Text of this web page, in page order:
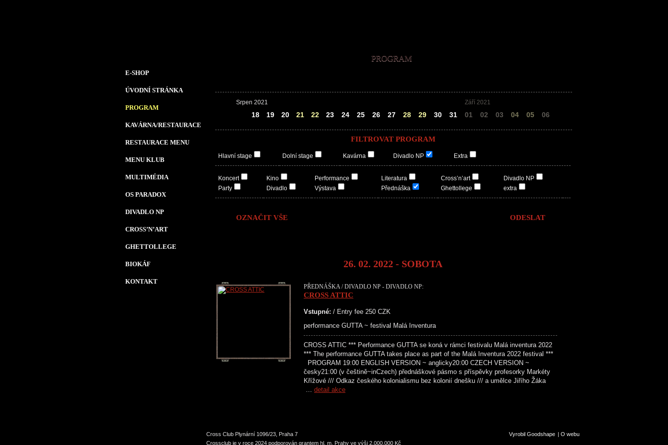
E-SHOP
ÚVODNÍ STRÁNKA
PROGRAM
KAVÁRNA/RESTAURACE
RESTAURACE MENU
MENU KLUB
MULTIMÉDIA
OS PARADOX
DIVADLO NP
CROSS’N’ART
GHETTOLLEGE
BIOKÁF
KONTAKT
PROGRAM
Srpen 2021
18 19 20 21 22 23 24 25 26 27 28 29 30 31
Září 2021
01 02 03 04 05 06
FILTROVAT PROGRAM
Hlavní stage Dolní stage Kavárna Divadlo NP Extra
Koncert
Party
Kino
Divadlo
Performance
Výstava
Literatura
Přednáška
Cross’n’art
Ghettollege
Divadlo NP
extra
OZNAČIT VŠE
26. 02. 2022 - SOBOTA
PŘEDNÁŠKA / DIVADLO NP - DIVADLO NP:
CROSS ATTIC
Vstupné: / Entry fee 250 CZK
performance GUTTA ~ festival Malá Inventura
CROSS ATTIC *** Performance GUTTA se koná v rámci festivalu Malá inventura 2022
*** The performance GUTTA takes place as part of the Malá Inventura 2022 festival ***
PROGRAM 19:00 ENGLISH VERSION ~ anglicky20:00 CZECH VERSION ~
česky21:00 (v češtině~inCzech) přednáškové pásmo s příspěvky profesorky Markéty
Křížové /// Odkaz českého kolonialismu bez kolonií dnešku /// a umělce Jiřího Žáka
… detail akce
Cross Club Plynární 1096/23, Praha 7 Vyrobil Goodshape | O webu
Crossclub je v roce 2024 podporován grantem hl. m. Prahy ve výši 2.000.000 Kč